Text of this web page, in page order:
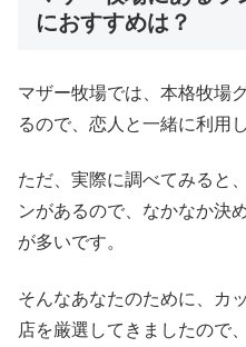
におすすめは？
マザー牧場では、本格牧場
るので、恋人と一緒に利用
ただ、実際に調べてみると
ンがあるので、なかなか決
が多いです。
そんなあなたのために、カ
店を厳選してきましたので